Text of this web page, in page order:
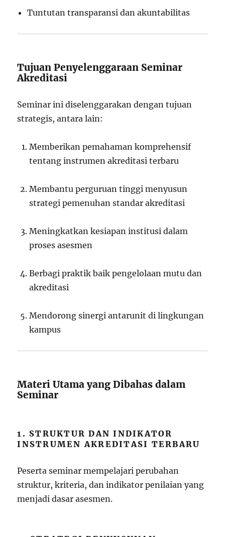
Tuntutan transparansi dan akuntabilitas
Tujuan Penyelenggaraan Seminar
Akreditasi
Seminar ini diselenggarakan dengan tujuan
strategis, antara lain:
Memberikan pemahaman komprehensif
tentang instrumen akreditasi terbaru
Membantu perguruan tinggi menyusun
strategi pemenuhan standar akreditasi
Meningkatkan kesiapan institusi dalam
proses asesmen
Berbagi praktik baik pengelolaan mutu dan
akreditasi
Mendorong sinergi antarunit di lingkungan
kampus
Materi Utama yang Dibahas dalam
Seminar
1. STRUKTUR DAN INDIKATOR
INSTRUMEN AKREDITASI TERBARU
Peserta seminar mempelajari perubahan
struktur, kriteria, dan indikator penilaian yang
menjadi dasar asesmen.